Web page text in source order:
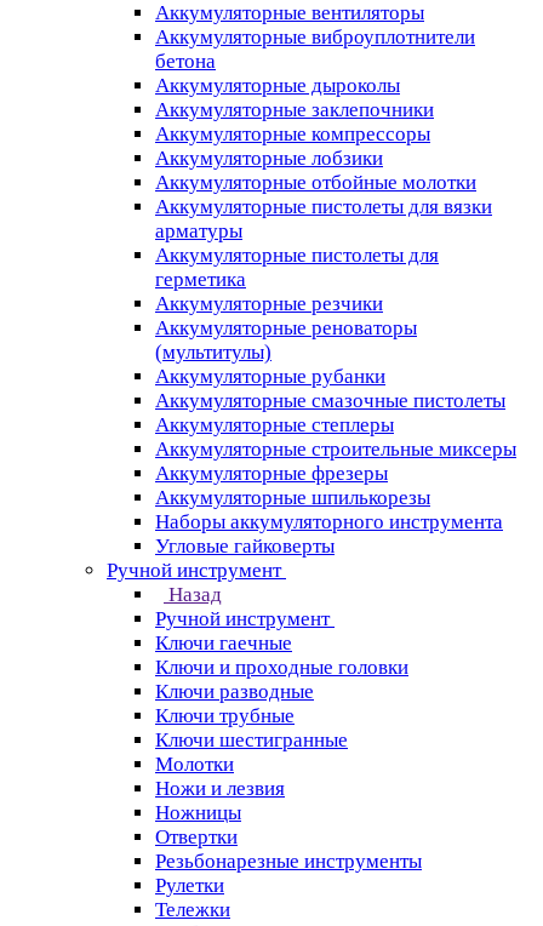
Аккумуляторные вентиляторы
Аккумуляторные виброуплотнители
бетона
Аккумуляторные дыроколы
Аккумуляторные заклепочники
Аккумуляторные компрессоры
Аккумуляторные лобзики
Аккумуляторные отбойные молотки
Аккумуляторные пистолеты для вязки
арматуры
Аккумуляторные пистолеты для
герметика
Аккумуляторные резчики
Аккумуляторные реноваторы
(мультитулы)
Аккумуляторные рубанки
Аккумуляторные смазочные пистолеты
Аккумуляторные степлеры
Аккумуляторные строительные миксеры
Аккумуляторные фрезеры
Аккумуляторные шпилькорезы
Наборы аккумуляторного инструмента
Угловые гайковерты
Ручной инструмент
Назад
Ручной инструмент
Ключи гаечные
Ключи и проходные головки
Ключи разводные
Ключи трубные
Ключи шестигранные
Молотки
Ножи и лезвия
Ножницы
Отвертки
Резьбонарезные инструменты
Рулетки
Тележки